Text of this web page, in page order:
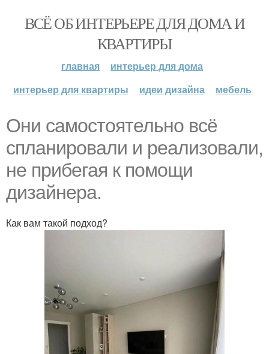
ВСЁ ОБ ИНТЕРЬЕРЕ ДЛЯ ДОМА И
КВАРТИРЫ
главная
интерьер для дома
интерьер для квартиры
идеи дизайна мебель
Они самостоятельно всё
спланировали и реализовали,
не прибегая к помощи
дизайнера.
Как вам такой подход?